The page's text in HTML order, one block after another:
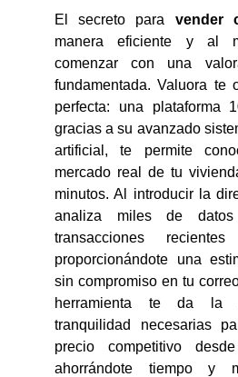
El secreto para vender
manera eficiente y al
comenzar con una
fundamentada. Valuora te
perfecta: una plataforma
gracias a su avanzado
artificial, te permite
mercado real de tu
minutos. Al introducir la
analiza miles de
transacciones
proporcionándote una
sin compromiso en tu
herramienta te da la
tranquilidad necesarias
precio competitivo
ahorrándote tiempo y